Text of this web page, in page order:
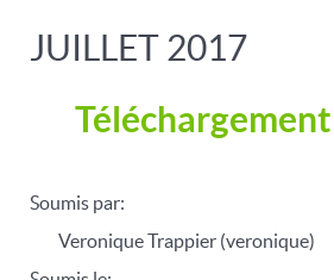
JUILLET 2017
Téléchargement
Soumis par:
Veronique Trappier (veronique)